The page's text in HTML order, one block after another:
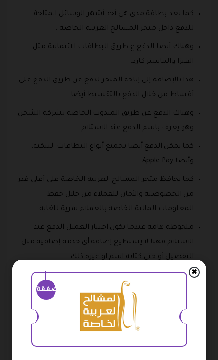
كما تعد بطاقة مدى هي أحد أشهر الوسائل المتاحة
للدفع داخل متجر المشالح العربية الخاصة .
وهناك أيضا الدفع ع طريق البطاقات الائتمانية مثل
الفيزا والماستر كارد.
هذا بالإضافة إلى إتاحة المتجر لدفع عن طريق الدفع على
أقساط من خلال الدفع بالتقسيط أيضا.
وهناك الدفع عن طريق المندوب الخاصة بشركة الشحن
وهو يعرف باسم الدفع عند الاستلام.
كما يمكن الدفع أيضا بجميع أنواع البطاقات البنكية،
وأيضا Apple Pay.
كما يحافظ متجر المشالح العربية الخاصة على أعلى قدر
من الخصوصية والأمان للعملاء من خلال حفظ
المعلومات المالية الخاصة بالعملاء سرية للغاية.
ملحوظة هامة عندما يكون اختيار العميل الدفع عند
الاستلام فهنا لا يستطيع إضافة أي خدمة إضافية مثل
التفصيل أو حتى كتابة اسم او غيره ذلك.
ثانيا خدمة التوصيل:
يقدم المتجر خدمة توصيل سريعة
جدا كما يتم أيضا التوصيل إلى جميع أنحاء المملكة
العربية السعودية.
يستغرق الأمر حوالي من 3 إلي 5 أيام حتى يتم استلام
المنتج من قبل العميل.
صفقة
✖